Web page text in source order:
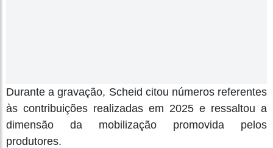
Durante a gravação, Scheid citou números referentes
às contribuições realizadas em 2025 e ressaltou a
dimensão da mobilização promovida pelos
produtores.